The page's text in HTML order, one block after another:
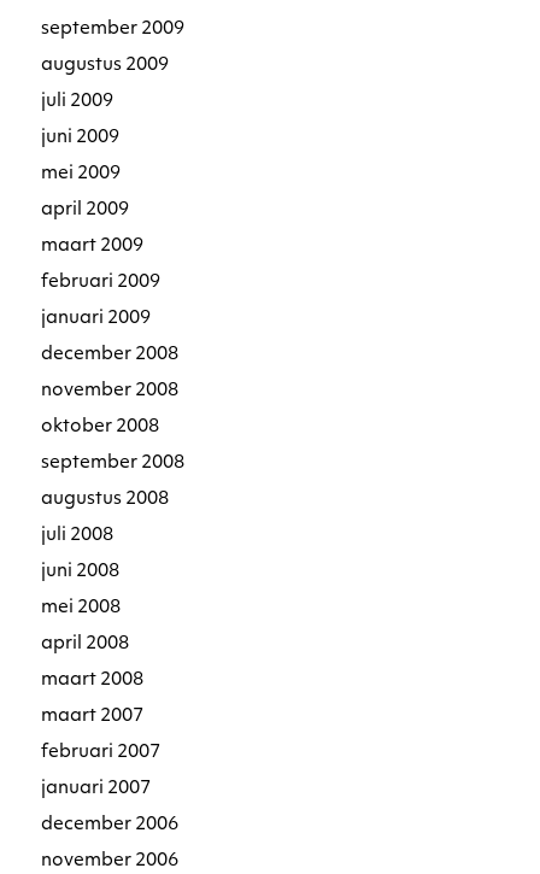
september 2009
augustus 2009
juli 2009
juni 2009
mei 2009
april 2009
maart 2009
februari 2009
januari 2009
december 2008
november 2008
oktober 2008
september 2008
augustus 2008
juli 2008
juni 2008
mei 2008
april 2008
maart 2008
maart 2007
februari 2007
januari 2007
december 2006
november 2006